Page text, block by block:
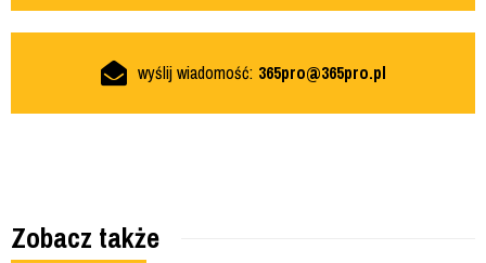
wyślij wiadomość: 365pro@365pro.pl
Zobacz także